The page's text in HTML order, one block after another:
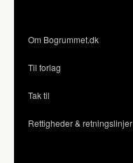
Om Bogrummet.dk
Til forlag
Tak til
Rettigheder & retningslinjer